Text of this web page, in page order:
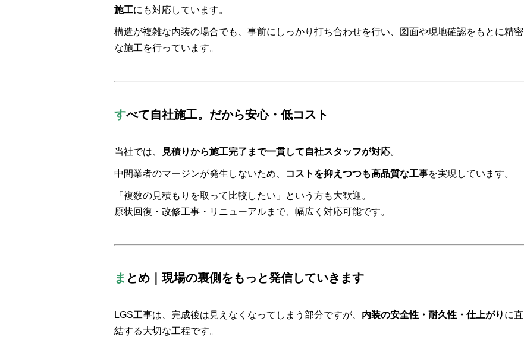
施工にも対応しています。
構造が複雑な内装の場合でも、事前にしっかり打ち合わせを行い、図面や現地確認をもとに精密
な施工を行っています。
すべて自社施工。だから安心・低コスト
当社では、 見積りから施工完了まで一貫して自社スタッフが対応。
中間業者のマージンが発生しないため、 コストを抑えつつも高品質な工事を実現しています。
「複数の見積もりを取って比較したい」という方も大歓迎。
原状回復・改修工事・リニューアルまで、幅広く対応可能です。
ま とめ｜現場の裏側をもっと発信していきます
LGS工事は、完成後は見えなくなってしまう部分ですが、 内装の安全性・耐久性・仕上がり に直
結する大切な工程です。